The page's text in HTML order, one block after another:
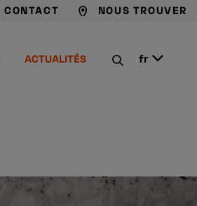
CONTACT NOUS TROUVER
ACTUALITÉS fr